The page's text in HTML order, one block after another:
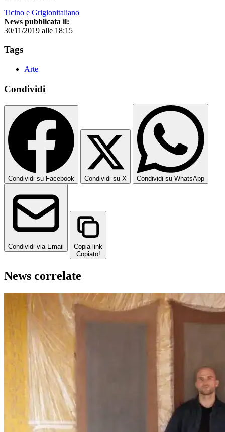
Ticino e Grigionitaliano
News pubblicata il:
30/11/2019 alle 18:15
Tags
Arte
Condividi
Condividi su Facebook Condividi su X Condividi su WhatsApp
Condividi via Email
Copia link
Copiato!
News correlate